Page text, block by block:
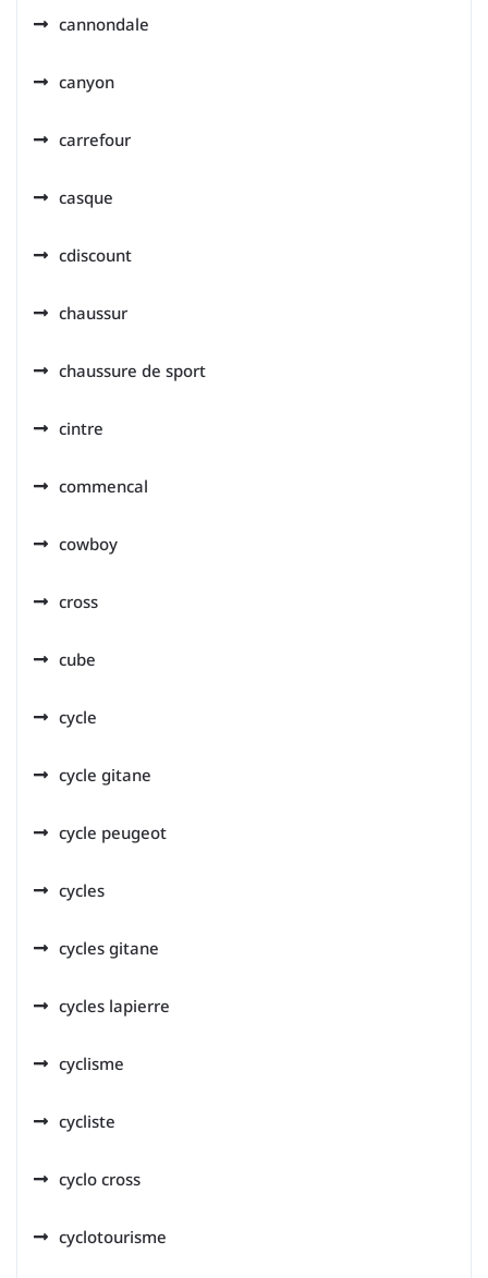
cannondale
canyon
carrefour
casque
cdiscount
chaussur
chaussure de sport
cintre
commencal
cowboy
cross
cube
cycle
cycle gitane
cycle peugeot
cycles
cycles gitane
cycles lapierre
cyclisme
cycliste
cyclo cross
cyclotourisme